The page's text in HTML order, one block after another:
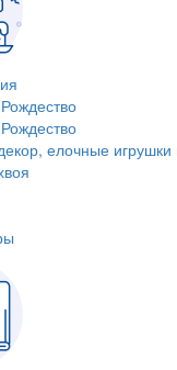
елочные